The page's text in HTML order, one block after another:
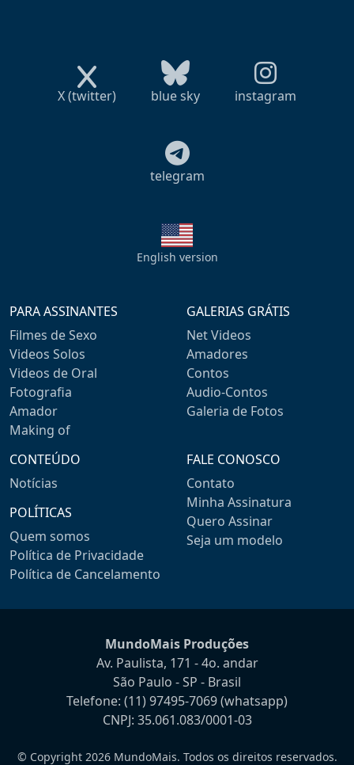
X (twitter) blue sky instagram
telegram
English version
PARA ASSINANTES
Filmes de Sexo
Videos Solos
Videos de Oral
Fotografia
Amador
Making of
GALERIAS GRÁTIS
Net Videos
Amadores
Contos
Audio-Contos
Galeria de Fotos
CONTEÚDO
Notícias
POLÍTICAS
Quem somos
Política de Privacidade
Política de Cancelamento
FALE CONOSCO
Contato
Minha Assinatura
Quero Assinar
Seja um modelo
MundoMais Produções
Av. Paulista, 171 - 4o. andar
São Paulo - SP - Brasil
Telefone: (11) 97495-7069(whatsapp)
CNPJ: 35.061.083/0001-03
© Copyright 2026 MundoMais. Todos os direitos reservados.